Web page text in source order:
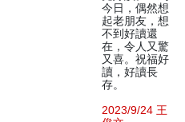
今日，偶然想
起老朋友，想
不到好讀還
在，令人又驚
又喜。祝福好
讀，好讀長
存。
2023/9/24 王